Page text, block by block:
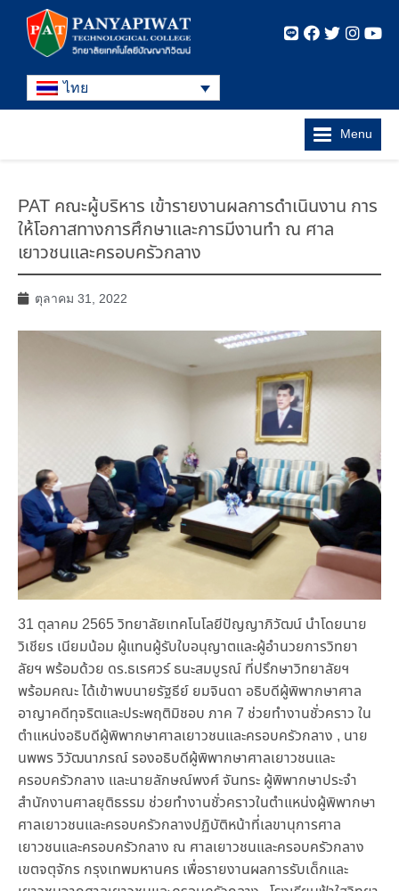
ไทย
Menu
PAT คณะผู้บริหาร เข้ารายงานผลการดำเนินงาน การ
ให้โอกาสทางการศึกษาและการมีงานทำ ณ ศาล
เยาวชนและครอบครัวกลาง
ตุลาคม 31, 2022
31 ตุลาคม 2565 วิทยาลัยเทคโนโลยีปัญญาภิวัฒน์ นำโดยนาย
วิเชียร เนียมน้อม ผู้แทนผู้รับใบอนุญาตและผู้อำนวยการวิทยา
ลัยฯ พร้อมด้วย ดร.ธเรศวร์ ธนะสมบูรณ์ ที่ปรึกษาวิทยาลัยฯ
พร้อมคณะ ได้เข้าพบนายรัฐธีย์ ยมจินดา อธิบดีผู้พิพากษาศาล
อาญาคดีทุจริตและประพฤติมิชอบ ภาค 7 ช่วยทำงานชั่วคราว ใน
ตำแหน่งอธิบดีผู้พิพากษาศาลเยาวชนและครอบครัวกลาง , นาย
นพพร วิวัฒนาภรณ์ รองอธิบดีผู้พิพากษาศาลเยาวชนและ
ครอบครัวกลาง และนายลักษณ์พงศ์ จันทระ ผู้พิพากษาประจำ
สำนักงานศาลยุติธรรม ช่วยทำงานชั่วคราวในตำแหน่งผู้พิพากษา
ศาลเยาวชนและครอบครัวกลางปฏิบัติหน้าที่เลขานุการศาล
เยาวชนและครอบครัวกลาง ณ ศาลเยาวชนและครอบครัวกลาง
เขตจตุจักร กรุงเทพมหานคร เพื่อรายงานผลการรับเด็กและ